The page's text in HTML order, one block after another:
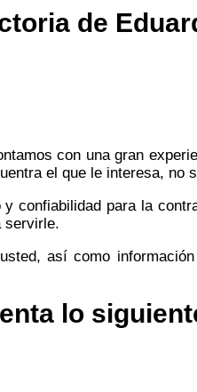
de
con una gran
el que le interesa, no
confiabilidad para la
servirle.
así como
lo